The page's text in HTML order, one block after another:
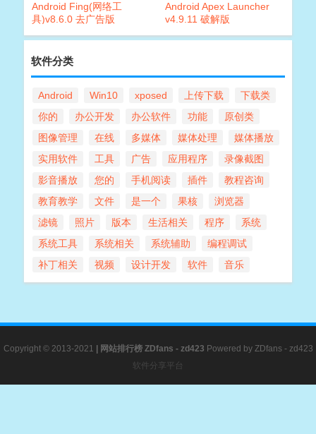
Android Fing(网络工
具)v8.6.0 去广告版
Android Apex Launcher
v4.9.11 破解版
软件分类
Android Win10 xposed 上传下载
下载类
你的
办公开发 办公软件 功能
原创类
图像管理
在线 多媒体 媒体处理
媒体播放
实用软件
工具 广告 应用程序
录像截图
影音播放
您的 手机阅读 插件
教程咨询
教育教学
文件 是一个 果核
浏览器
滤镜
照片 版本 生活相关 程序
系统
系统工具
系统相关 系统辅助
编程调试
补丁相关
视频 设计开发 软件 音乐
Copyright © 2013-2021 网站排行榜ZDfans - zd423 Powered by ZDfans - zd423
软件分享平台